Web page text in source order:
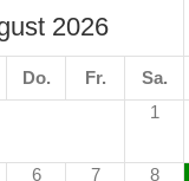
2026
Do. Fr. Sa.
1
6 7 8